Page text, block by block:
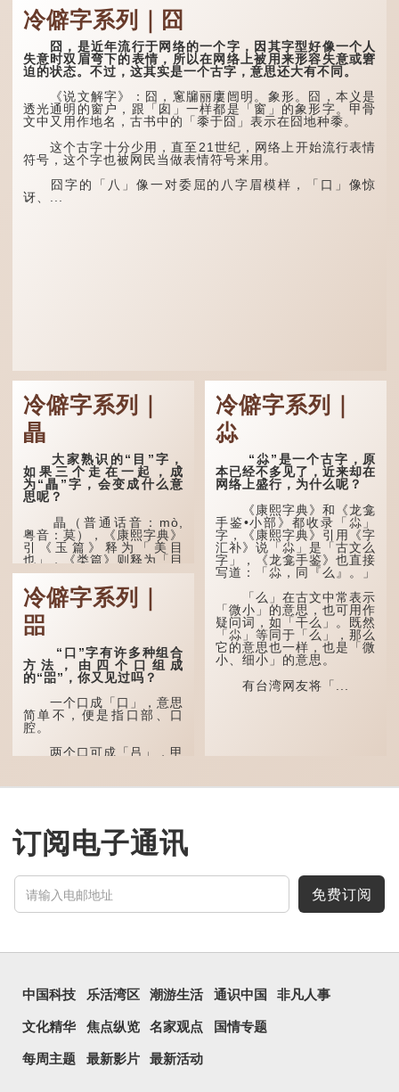
清·徐珂《清稗类钞．
盗贼类．掱手》记载：「沪
人呼翦绺贼曰掱手，犹言扒
手也，亦曰瘪三码子。」
其中「翦绺」即剪断他
人衣带以窃取钱物，是小偷
的旧称。而「掱手」也就是
手多多，擅自拿别人东西的
意思了...
谁。”干坤是《周易》中的
两个卦名，这里指天地、宇
宙等，形容政治清明，天下
太平！
“天空朤朤，任鸟儿高
飞。”也是指天清气明，鸟
儿可高飞。
“朤朤脆脆”就是形容办
事爽快干脆。我...
冷僻字系列｜囧
囧，是近年流行于网络的一个字，因其字型好像一个人
失意时双眉弯下的表情，所以在网络上被用来形容失意或窘
迫的状态。不过，这其实是一个古字，意思还大有不同。
《说文解字》：囧，窻牖丽廔闿明。象形。囧，本义是
透光通明的窗户，跟「囱」一样都是「窗」的象形字。甲骨
文中又用作地名，古书中的「黍于囧」表示在囧地种黍。
这个古字十分少用，直至21世纪，网络上开始流行表情
符号，这个字也被网民当做表情符号来用。
囧字的「八」像一对委屈的八字眉模样，「口」像惊
讶、...
冷僻字系列｜
瞐
大家熟识的“目”字，
如果三个走在一起，成
为“瞐”字，会变成什么意
思呢？
瞐（普通话音：mò,
粤音：莫），《康熙字典》
引《玉篇》释为「美目
也」，《类篇》则释为「目
深也」，即美丽的眼睛、目
光深邃的意思。
多年前，苹果手机推出
iPhone12时，曾宣传它的
镜头有专业的计算摄影功
能，便用上「瞐」这个字，
表达iPhone12有由8位提
升至10位HDR视频拍摄功
能，能自动进...
冷僻字系列｜
㗊
“口”字有许多种组合
方法，由四个口组成
的“㗊”，你又见过吗？
一个口成「口」，意思
简单不，便是指口部、口
腔。
两个口可成「吕」，甲
线把脊椎段串联起来。现代
同「喧」，大声呼叫的意
思。
字用法最为普遍。始见于商
代甲骨文，古字形从三口，
表示众多...
冷僻字系列｜
尛
“尛”是一个古字，原
本已经不多见了，近来却在
网络上盛行，为什么呢？
《康熙字典》和《龙龛
手鉴•小部》都收录「尛」
字，《康熙字典》引用《字
汇补》说「尛」是「古文么
字」，《龙龛手鉴》也直接
写道：「尛，同『么』。」
「么」在古文中常表示
「微小」的意思，也可用作
疑问词，如「干么」。既然
「尛」等同于「么」，那么
它的意思也一样，也是「微
小、细小」的意思。
有台湾网友将「...
订阅电子通讯
免费订阅
中国科技 乐活湾区 潮游生活 通识中国 非凡人事
文化精华 焦点纵览 名家观点 国情专题
每周主题 最新影片 最新活动